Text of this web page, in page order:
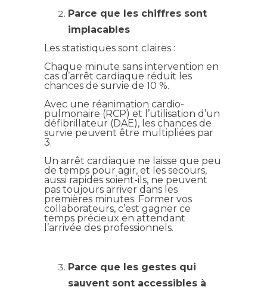
Parce que les chiffres sont
implacables
Les statistiques sont claires :
Chaque minute sans intervention en
cas d’arrêt cardiaque réduit les
chances de survie de 10 %.
Avec une réanimation cardio-
pulmonaire (RCP) et l’utilisation d’un
défibrillateur (DAE), les chances de
survie peuvent être multipliées par
3.
Un arrêt cardiaque ne laisse que peu
de temps pour agir, et les secours,
aussi rapides soient-ils, ne peuvent
pas toujours arriver dans les
premières minutes. Former vos
collaborateurs, c’est gagner ce
temps précieux en attendant
l’arrivée des professionnels.
Parce que les gestes qui
sauvent sont accessibles à